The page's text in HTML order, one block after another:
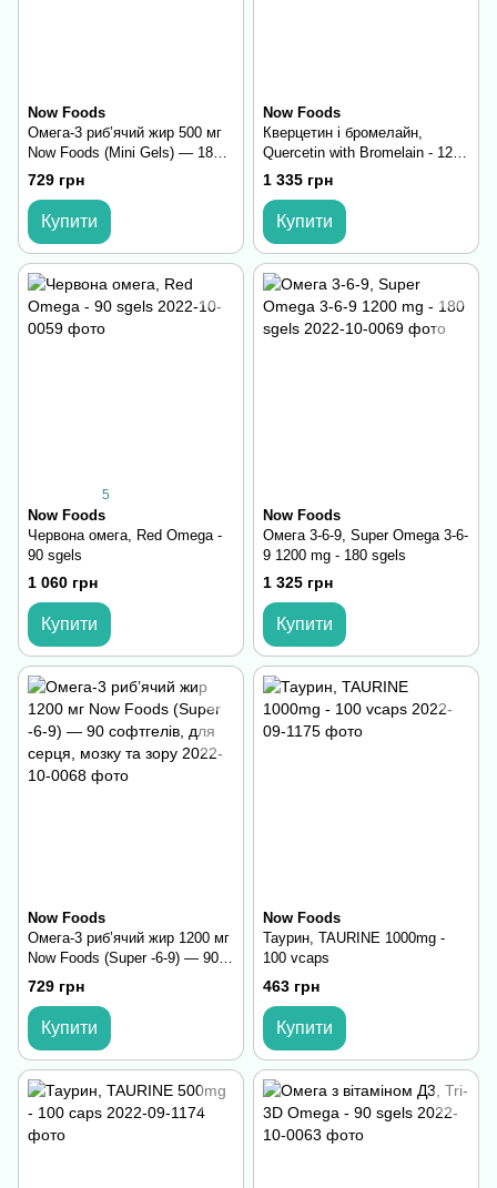
Now Foods
Омега-3 риб’ячий жир 500 мг
Now Foods (Mini Gels) — 180
софтгелів, для серця, мозку
та зору
729 грн
Купити
Now Foods
Кверцетин і бромелайн,
Quercetin with Bromelain - 120
vcaps
1 335 грн
Купити
5
Now Foods
Червона омега, Red Omega -
90 sgels
1 060 грн
Купити
Now Foods
Омега 3-6-9, Super Omega 3-6-
9 1200 mg - 180 sgels
1 325 грн
Купити
Now Foods
Омега-3 риб’ячий жир 1200 мг
Now Foods (Super -6-9) — 90
софтгелів, для серця, мозку
та зору
729 грн
Купити
Now Foods
Таурин, TAURINE 1000mg -
100 vcaps
463 грн
Купити